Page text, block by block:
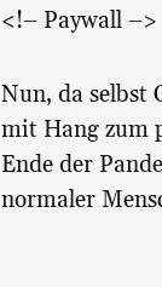
<!– Paywall –>
Nun, da selbst
mit Hang zum
Ende der
normaler